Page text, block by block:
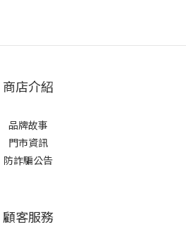
商店介紹
品牌故事
門市資訊
防詐騙公告
顧客服務